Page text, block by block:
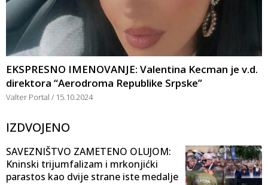
EKSPRESNO IMENOVANJE: Valentina Kecman je v.d.
direktora “Aerodroma Republike Srpske”
Valter Portal 15.10.2024
IZDVOJENO
SAVEZNIŠTVO ZAMETENO OLUJOM:
Kninski trijumfalizam i mrkonjićki
parastos kao dvije strane iste medalje